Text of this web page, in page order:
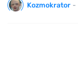
Kozmokrator -